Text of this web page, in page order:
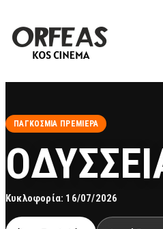
ΠΑΓΚΌΣΜΙΑ ΠΡΕΜΙΈΡΑ
Κυκλοφορία: 16/07/2026